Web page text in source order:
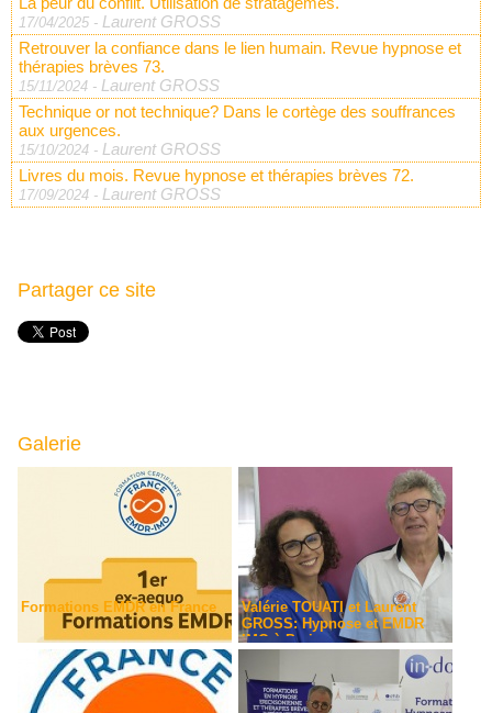
17/04/2025 - Laurent GROSS
Retrouver la confiance dans le lien humain. Revue hypnose et
thérapies brèves 73.
15/11/2024 - Laurent GROSS
Technique or not technique? Dans le cortège des souffrances
aux urgences.
15/10/2024 - Laurent GROSS
Livres du mois. Revue hypnose et thérapies brèves 72.
17/09/2024 - Laurent GROSS
Partager ce site
Galerie
Formations EMDR en France
Valérie TOUATI et Laurent
GROSS: Hypnose et EMDR
IMO à Paris